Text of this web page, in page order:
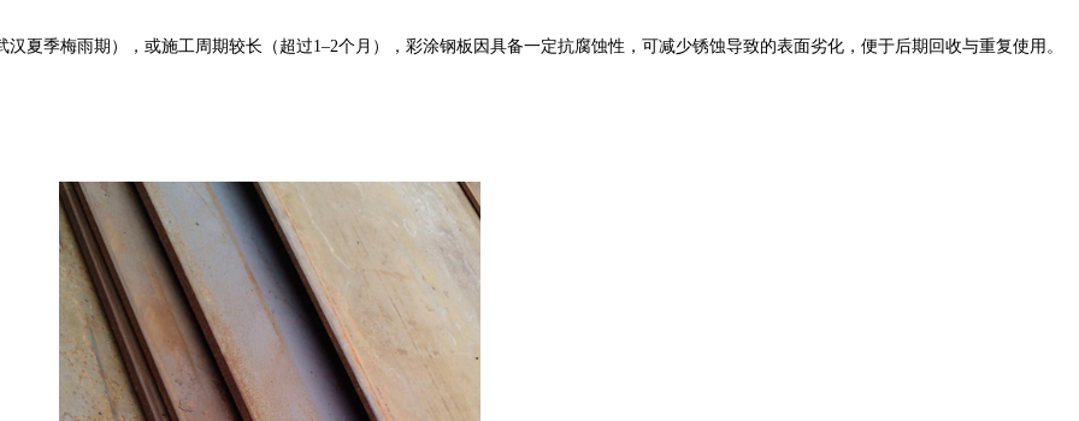
季梅雨期），或施工周期较长（超过1–2个月），彩涂钢板因具备一定抗腐蚀性，可减少锈蚀导致的表面劣化，便于后期回收与重复使用。